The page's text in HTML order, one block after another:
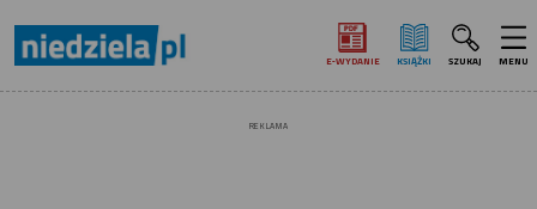
E‑WYDANIE KSIĄŻKI SZUKAJ MENU
REKLAMA